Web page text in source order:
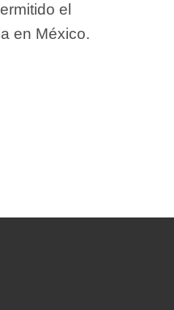
el
en México.